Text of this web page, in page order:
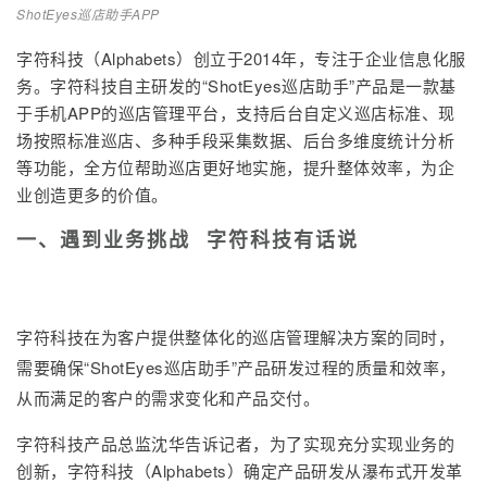
堂
我
的
我
证
实
验
的
收
藏
我
的
技
术
我
的
云
议
ShotEyes巡店助手APP
字符科技（Alphabets）创立于2014年，专注于企业信息化服
务。字符科技自主研发的“ShotEyes巡店助手”产品是一款基
于手机APP的巡店管理平台，支持后台自定义巡店标准、现
场按照标准巡店、多种手段采集数据、后台多维度统计分析
等功能，全方位帮助巡店更好地实施，提升整体效率，为企
业创造更多的价值。
一、遇到业务挑战 字符科技有话说
字符科技在为客户提供整体化的巡店管理解决方案的同时，
需要确保“ShotEyes巡店助手”产品研发过程的质量和效率，
从而满足的客户的需求变化和产品交付。
字符科技产品总监沈华告诉记者，为了实现充分实现业务的
创新，字符科技（Alphabets）确定产品研发从瀑布式开发革